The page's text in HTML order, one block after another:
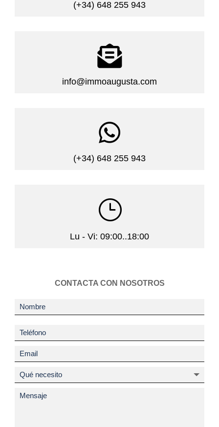
(+34) 648 255 943

info@immoaugusta.com

(+34) 648 255 943
}
Lu - Vi: 09:00..18:00
CONTACTA CON NOSOTROS